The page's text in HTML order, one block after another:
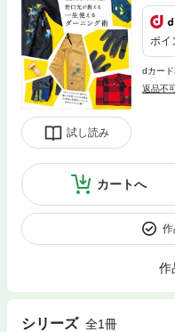
試し読み
ポイ
dカー
返品不
カートへ
作
作
シリーズ 全1冊